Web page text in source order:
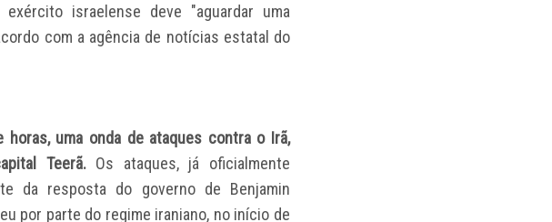
israelense deve "aguardar uma
com a agência de notícias estatal do
uma onda de ataques contra o Irã,
Teerã. Os ataques, já oficialmente
da resposta do governo de Benjamin
por parte do regime iraniano, no início de